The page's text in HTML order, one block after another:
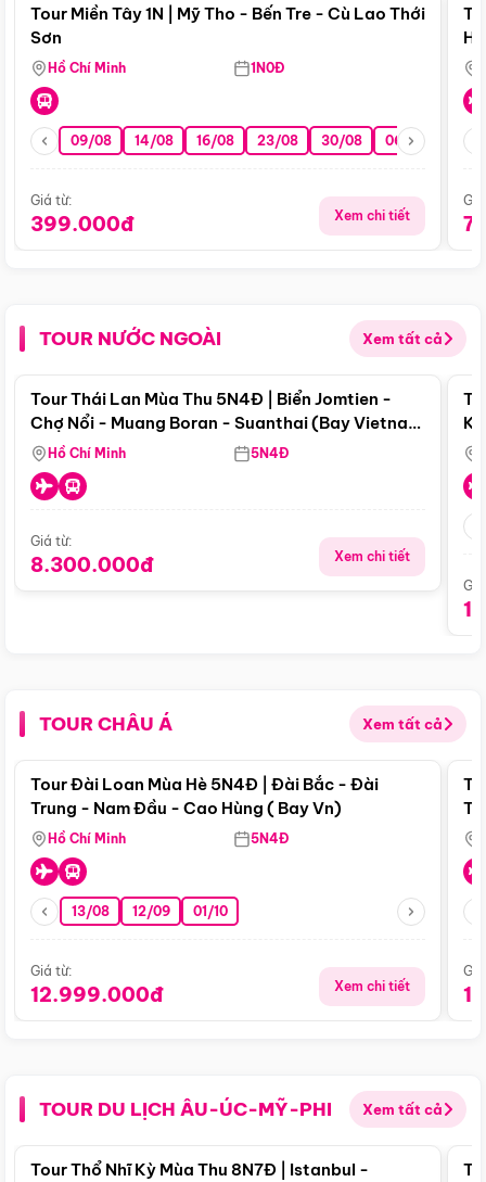
Tour Miền Tây 1N | Mỹ Tho - Bến Tre - Cù Lao Thới
Sơn
Hồ Chí Minh 1N0Đ
09/08 14/08 16/08 23/08 30/08 06/09 13/09
Giá từ:
399.000đ Xem chi tiết
TOUR NƯỚC NGOÀI Xem tất cả
Điểm nổi bật
Tour Thái Lan Mùa Thu 5N4Đ | Biển Jomtien -
Chợ Nổi - Muang Boran - Suanthai (Bay Vietnam
Airlines)
Hồ Chí Minh 5N4Đ
Giá từ:
8.300.000đ Xem chi tiết
TOUR CHÂU Á Xem tất cả
Điểm nổi bật
Tour Đài Loan Mùa Hè 5N4Đ | Đài Bắc - Đài
Trung - Nam Đầu - Cao Hùng ( Bay Vn)
Hồ Chí Minh 5N4Đ
13/08 12/09 01/10
Giá từ:
12.999.000đ Xem chi tiết
TOUR DU LỊCH ÂU-ÚC-MỸ-PHI Xem tất cả
Điểm nổi bật
Tour Thổ Nhĩ Kỳ Mùa Thu 8N7Đ | Istanbul -